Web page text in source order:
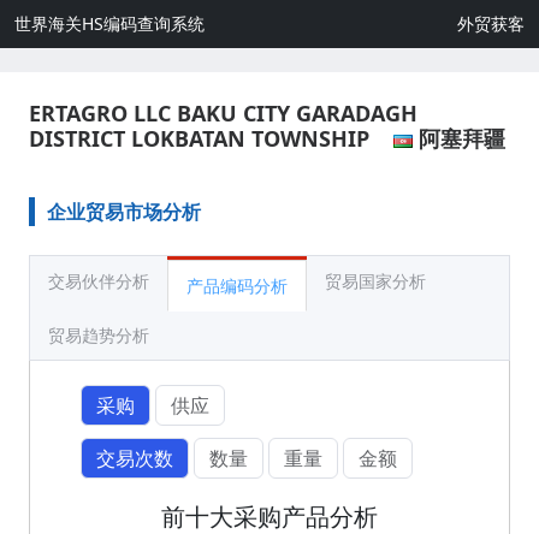
世界海关HS编码查询系统 外贸获客
ERTAGRO LLC BAKU CITY GARADAGH
DISTRICT LOKBATAN TOWNSHIP
阿塞拜疆
企业贸易市场分析
交易伙伴分析 产品编码分析 贸易国家分析
贸易趋势分析
采购
供应
交易次数
数量 重量 金额
前十大采购产品分析